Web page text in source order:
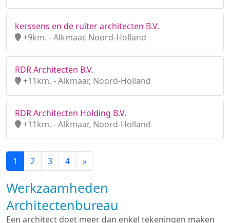
kerssens en de ruiter architecten B.V.
+9km. - Alkmaar, Noord-Holland
RDR Architecten B.V.
+11km. - Alkmaar, Noord-Holland
RDR Architecten Holding B.V.
+11km. - Alkmaar, Noord-Holland
1 2 3 4 »
Werkzaamheden
Architectenbureau
Een architect doet meer dan enkel tekeningen maken